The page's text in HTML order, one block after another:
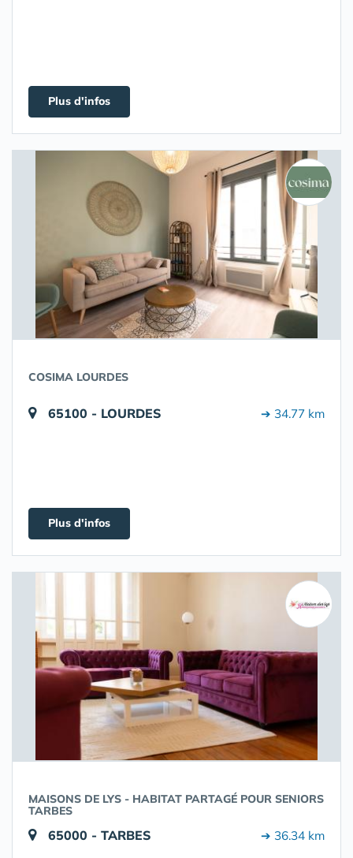
Plus d'infos
COSIMA LOURDES
65100 - LOURDES ➔ 34.77 km
Plus d'infos
MAISONS DE LYS - HABITAT PARTAGÉ POUR SENIORS
TARBES
65000 - TARBES ➔ 36.34 km